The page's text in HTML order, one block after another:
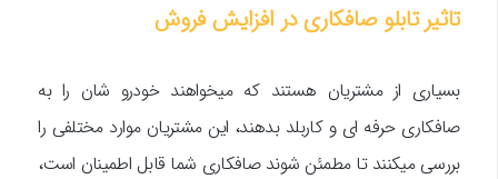
تاثیر تابلو صافکاری در افزایش فروش
بسیاری از مشتریان هستند که میخواهند خودرو شان را به
صافکاری حرفه ای و کاربلد بدهند، این مشتریان موارد مختلفی را
بررسی میکنند تا مطمئن شوند صافکاری شما قابل اطمینان است،